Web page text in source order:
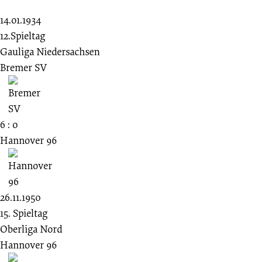
14.01.1934
12.Spieltag
Gauliga Niedersachsen
Bremer SV
6 : 0
Hannover 96
26.11.1950
15. Spieltag
Oberliga Nord
Hannover 96